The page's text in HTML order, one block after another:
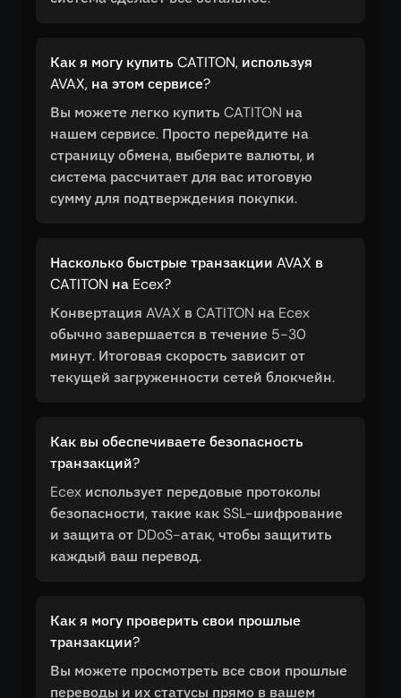
Как я могу купить CATITON, используя
AVAX, на этом сервисе?
Вы можете легко купить CATITON на
нашем сервисе. Просто перейдите на
страницу обмена, выберите валюты, и
система рассчитает для вас итоговую
сумму для подтверждения покупки.
Насколько быстрые транзакции AVAX в
CATITON на Ecex?
Конвертация AVAX в CATITON на Ecex
обычно завершается в течение 5-30
минут. Итоговая скорость зависит от
текущей загруженности сетей блокчейн.
Как вы обеспечиваете безопасность
транзакций?
Ecex использует передовые протоколы
безопасности, такие как SSL-шифрование
и защита от DDoS-атак, чтобы защитить
каждый ваш перевод.
Как я могу проверить свои прошлые
транзакции?
Вы можете просмотреть все свои прошлые
переводы и их статусы прямо в вашем